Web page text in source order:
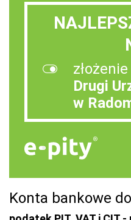
Drugi
w
Konta bankowe